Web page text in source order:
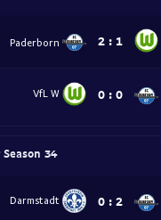
Paderborn 2 : 1
VfL W 0 : 0
34
Darmstadt 0 : 2